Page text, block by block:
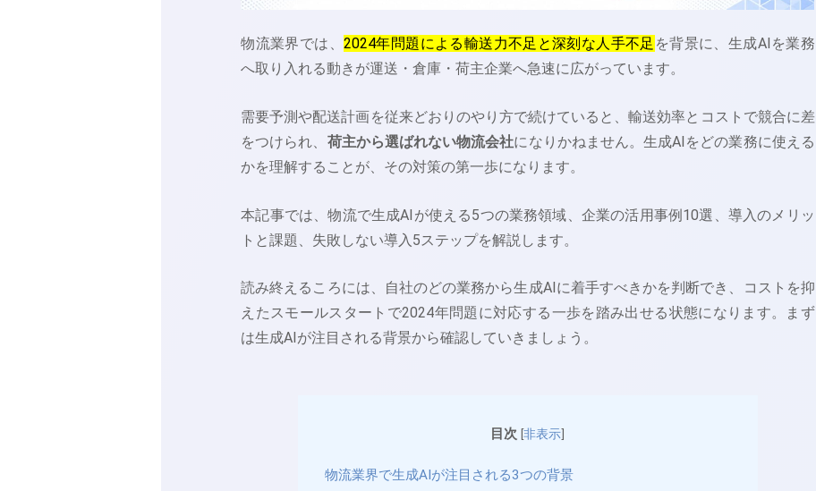
物流業界では、 2024年問題による輸送力不足と深刻な人手不足 を背景に、生成AIを業務
へ取り入れる動きが運送・倉庫・荷主企業へ急速に広がっています。
需要予測や配送計画を従来どおりのやり方で続けていると、輸送効率とコストで競合に差
をつけられ、 荷主から選ばれない物流会社になりかねません。生成AIをどの業務に使える
かを理解することが、その対策の第一歩になります。
本記事では、物流で生成AIが使える5つの業務領域、企業の活用事例10選、導入のメリッ
トと課題、失敗しない導入5ステップを解説します。
読み終えるころには、自社のどの業務から生成AIに着手すべきかを判断でき、コストを抑
えたスモールスタートで2024年問題に対応する一歩を踏み出せる状態になります。まず
は生成AIが注目される背景から確認していきましょう。
目次 [非表示]
物流業界で生成AIが注目される3つの背景